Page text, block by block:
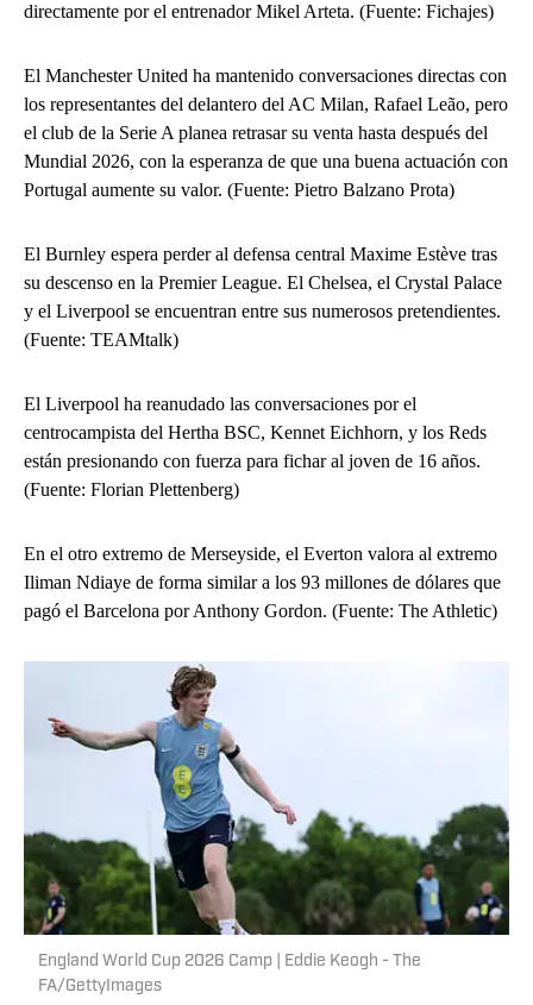
directamente por el entrenador Mikel Arteta. (Fuente: Fichajes)
El Manchester United ha mantenido conversaciones directas con
los representantes del delantero del AC Milan, Rafael Leão, pero
el club de la Serie A planea retrasar su venta hasta después del
Mundial 2026, con la esperanza de que una buena actuación con
Portugal aumente su valor. (Fuente: Pietro Balzano Prota)
El Burnley espera perder al defensa central Maxime Estève tras
su descenso en la Premier League. El Chelsea, el Crystal Palace
y el Liverpool se encuentran entre sus numerosos pretendientes.
(Fuente: TEAMtalk)
El Liverpool ha reanudado las conversaciones por el
centrocampista del Hertha BSC, Kennet Eichhorn, y los Reds
están presionando con fuerza para fichar al joven de 16 años.
(Fuente: Florian Plettenberg)
En el otro extremo de Merseyside, el Everton valora al extremo
Iliman Ndiaye de forma similar a los 93 millones de dólares que
pagó el Barcelona por Anthony Gordon. (Fuente: The Athletic)
England World Cup 2026 Camp | Eddie Keogh - The
FA/GettyImages